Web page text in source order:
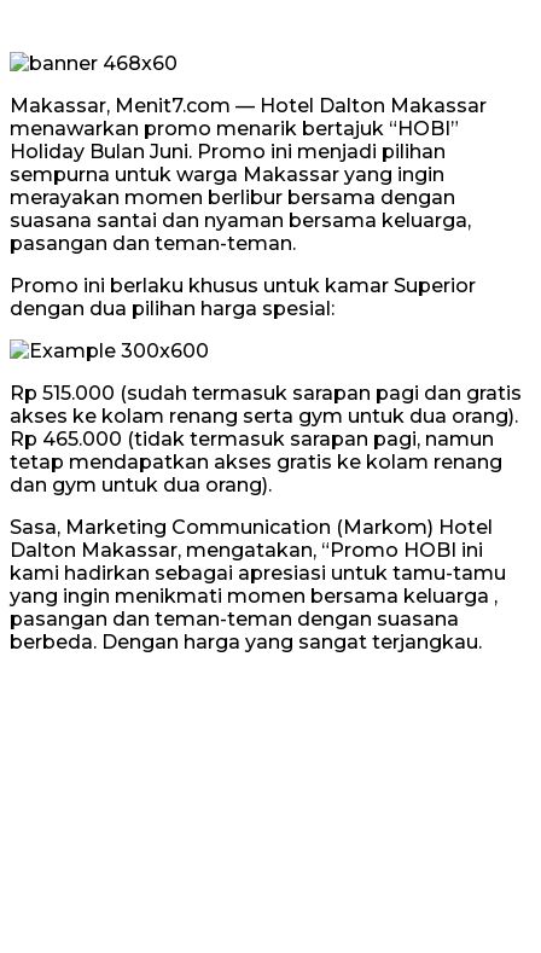
Makassar, Menit7.com — Hotel Dalton Makassar
menawarkan promo menarik bertajuk “HOBI”
Holiday Bulan Juni. Promo ini menjadi pilihan
sempurna untuk warga Makassar yang ingin
merayakan momen berlibur bersama dengan
suasana santai dan nyaman bersama keluarga,
pasangan dan teman-teman.
Promo ini berlaku khusus untuk kamar Superior
dengan dua pilihan harga spesial:
Rp 515.000 (sudah termasuk sarapan pagi dan gratis
akses ke kolam renang serta gym untuk dua orang).
Rp 465.000 (tidak termasuk sarapan pagi, namun
tetap mendapatkan akses gratis ke kolam renang
dan gym untuk dua orang).
Sasa, Marketing Communication (Markom) Hotel
Dalton Makassar, mengatakan, “Promo HOBI ini
kami hadirkan sebagai apresiasi untuk tamu-tamu
yang ingin menikmati momen bersama keluarga ,
pasangan dan teman-teman dengan suasana
berbeda. Dengan harga yang sangat terjangkau.